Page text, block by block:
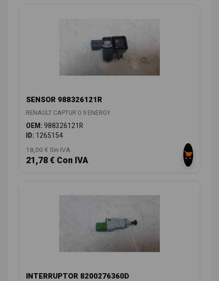
SENSOR 988326121R
RENAULT CAPTUR 0.9 ENERGY
OEM: 988326121R
ID: 1265154
18,00 € Sin IVA
21,78 € Con IVA
INTERRUPTOR 8200276360D